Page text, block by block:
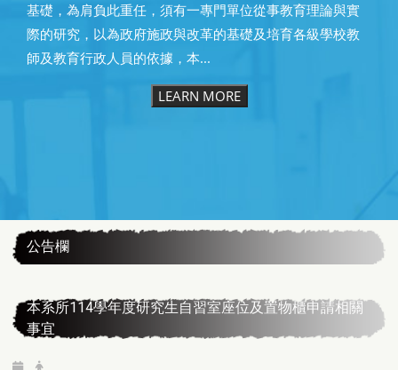
基礎，為肩負此重任，須有一專門單位從事教育理論與實
際的研究，以為政府施政與改革的基礎及培育各級學校教
師及教育行政人員的依據，本...
LEARN MORE
公告欄
本系所114學年度研究生自習室座位及置物櫃申請相關
事宜